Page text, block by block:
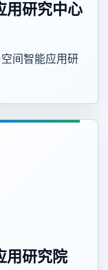
用研究中心
间智能应用研
用研究院